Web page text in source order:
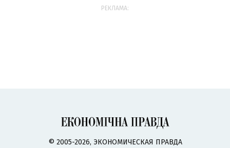
РЕКЛАМА:
© 2005-2026, ЭКОНОМИЧЕСКАЯ ПРАВДА